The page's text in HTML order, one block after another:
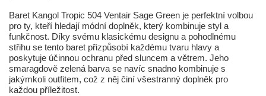
Baret Kangol Tropic 504 Ventair Sage Green je perfektní volbou
pro ty, kteří hledají módní doplněk, který kombinuje styl a
funkčnost. Díky svému klasickému designu a pohodlnému
střihu se tento baret přizpůsobí každému tvaru hlavy a
poskytuje účinnou ochranu před sluncem a větrem. Jeho
smaragdově zelená barva se navíc snadno kombinuje s
jakýmkoli outfitem, což z něj činí všestranný doplněk pro
každou příležitost.